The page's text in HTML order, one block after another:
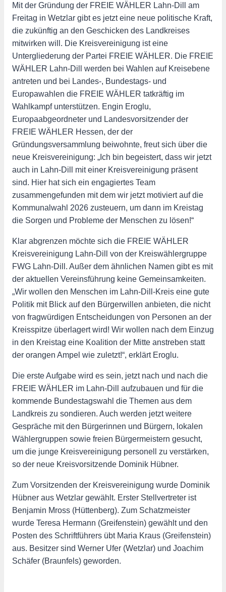
Mit der Gründung der FREIE WÄHLER Lahn-Dill am
Freitag in Wetzlar gibt es jetzt eine neue politische Kraft,
die zukünftig an den Geschicken des Landkreises
mitwirken will. Die Kreisvereinigung ist eine
Untergliederung der Partei FREIE WÄHLER. Die FREIE
WÄHLER Lahn-Dill werden bei Wahlen auf Kreisebene
antreten und bei Landes-, Bundestags- und
Europawahlen die FREIE WÄHLER tatkräftig im
Wahlkampf unterstützen. Engin Eroglu,
Europaabgeordneter und Landesvorsitzender der
FREIE WÄHLER Hessen, der der
Gründungsversammlung beiwohnte, freut sich über die
neue Kreisvereinigung: „Ich bin begeistert, dass wir jetzt
auch in Lahn-Dill mit einer Kreisvereinigung präsent
sind. Hier hat sich ein engagiertes Team
zusammengefunden mit dem wir jetzt motiviert auf die
Kommunalwahl 2026 zusteuern, um dann im Kreistag
die Sorgen und Probleme der Menschen zu lösen!“
Klar abgrenzen möchte sich die FREIE WÄHLER
Kreisvereinigung Lahn-Dill von der Kreiswählergruppe
FWG Lahn-Dill. Außer dem ähnlichen Namen gibt es mit
der aktuellen Vereinsführung keine Gemeinsamkeiten.
„Wir wollen den Menschen im Lahn-Dill-Kreis eine gute
Politik mit Blick auf den Bürgerwillen anbieten, die nicht
von fragwürdigen Entscheidungen von Personen an der
Kreisspitze überlagert wird! Wir wollen nach dem Einzug
in den Kreistag eine Koalition der Mitte anstreben statt
der orangen Ampel wie zuletzt!“, erklärt Eroglu.
Die erste Aufgabe wird es sein, jetzt nach und nach die
FREIE WÄHLER im Lahn-Dill aufzubauen und für die
kommende Bundestagswahl die Themen aus dem
Landkreis zu sondieren. Auch werden jetzt weitere
Gespräche mit den Bürgerinnen und Bürgern, lokalen
Wählergruppen sowie freien Bürgermeistern gesucht,
um die junge Kreisvereinigung personell zu verstärken,
so der neue Kreisvorsitzende Dominik Hübner.
Zum Vorsitzenden der Kreisvereinigung wurde Dominik
Hübner aus Wetzlar gewählt. Erster Stellvertreter ist
Benjamin Mross (Hüttenberg). Zum Schatzmeister
wurde Teresa Hermann (Greifenstein) gewählt und den
Posten des Schriftführers übt Maria Kraus (Greifenstein)
aus. Besitzer sind Werner Ufer (Wetzlar) und Joachim
Schäfer (Braunfels) geworden.